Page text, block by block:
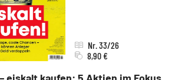
Nr. 33/26
8,90 €